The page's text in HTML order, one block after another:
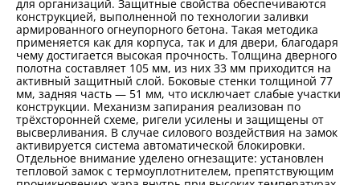
для организаций. Защитные свойства обеспечиваются
конструкцией, выполненной по технологии заливки
армированного огнеупорного бетона. Такая методика
применяется как для корпуса, так и для двери, благодаря
чему достигается высокая прочность. Толщина дверного
полотна составляет 105 мм, из них 33 мм приходится на
активный защитный слой. Боковые стенки толщиной 77
мм, задняя часть — 51 мм, что исключает слабые участки
конструкции. Механизм запирания реализован по
трёхсторонней схеме, ригели усилены и защищены от
высверливания. В случае силового воздействия на замок
активируется система автоматической блокировки.
Отдельное внимание уделено огнезащите: установлен
тепловой замок с термоуплотнителем, препятствующим